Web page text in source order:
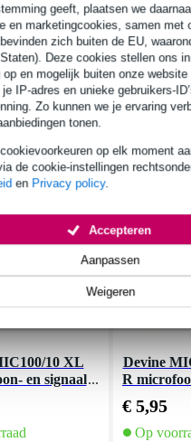
geeft, plaatsen we
en marketingcookies, samen met
zich buiten de EU,
Deze cookies stellen ons
op en mogelijk buiten onze website
IP-adres en unieke gebruikers-
Zo kunnen we je ervaring
tonen.
op elk moment
de cookie-instellingen
en Privacy policy.
Weigeren
Aanpassen
Accepteren
in de winkel
(22)
10 XL
en signaal
Devine
R
€ 5,95
Op